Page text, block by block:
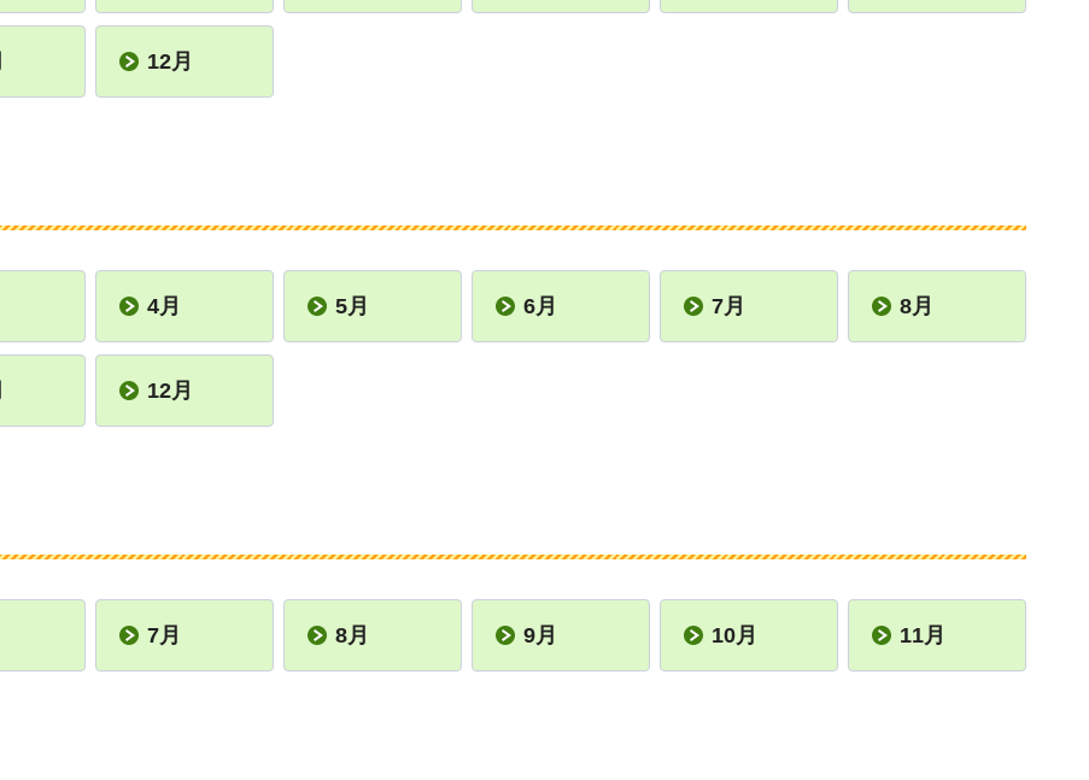
12月
4月 5月 6月 7月 8月
12月
7月 8月 9月 10月 11月